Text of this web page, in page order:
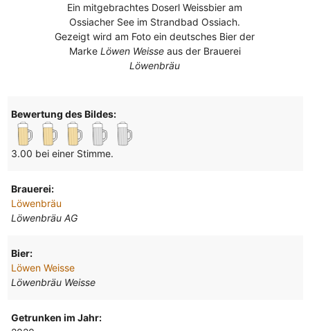
Ein mitgebrachtes Doserl Weissbier am
Ossiacher See im Strandbad Ossiach.
Gezeigt wird am Foto ein deutsches Bier der
Marke Löwen Weisseaus der Brauerei
Löwenbräu
Bewertung des Bildes:
3.00 bei einer Stimme.
Brauerei:
Löwenbräu
Löwenbräu AG
Bier:
Löwen Weisse
Löwenbräu Weisse
Getrunken im Jahr: